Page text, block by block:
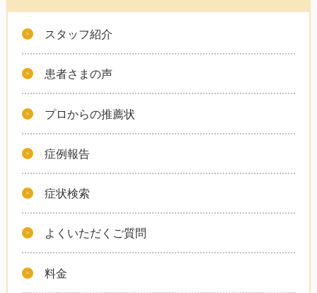
スタッフ紹介
患者さまの声
プロからの推薦状
症例報告
症状検索
よくいただくご質問
料金